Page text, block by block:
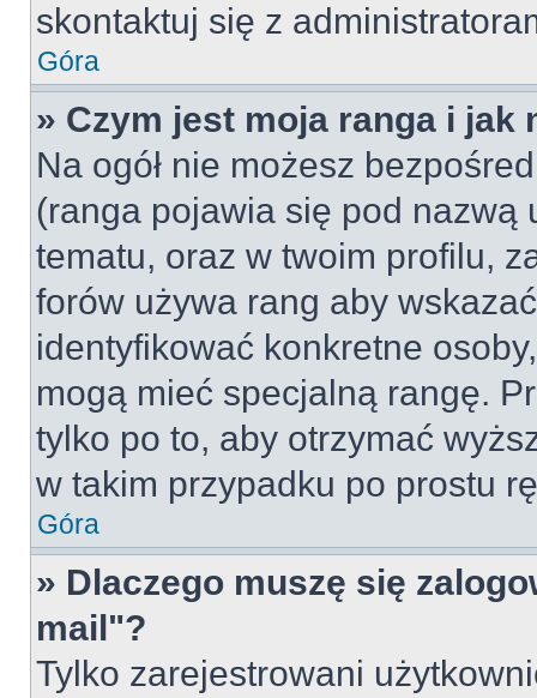
skontaktuj się z
Góra
» Czym jest moja ranga i jak
Na ogół nie możesz
(ranga pojawia się pod
tematu, oraz w twoim profilu,
forów używa rang aby
identyfikować konkretne
mogą mieć specjalną rangę.
tylko po to, aby otrzymać
w takim przypadku po prostu
Góra
» Dlaczego muszę się
mail"?
Tylko zarejestrowani